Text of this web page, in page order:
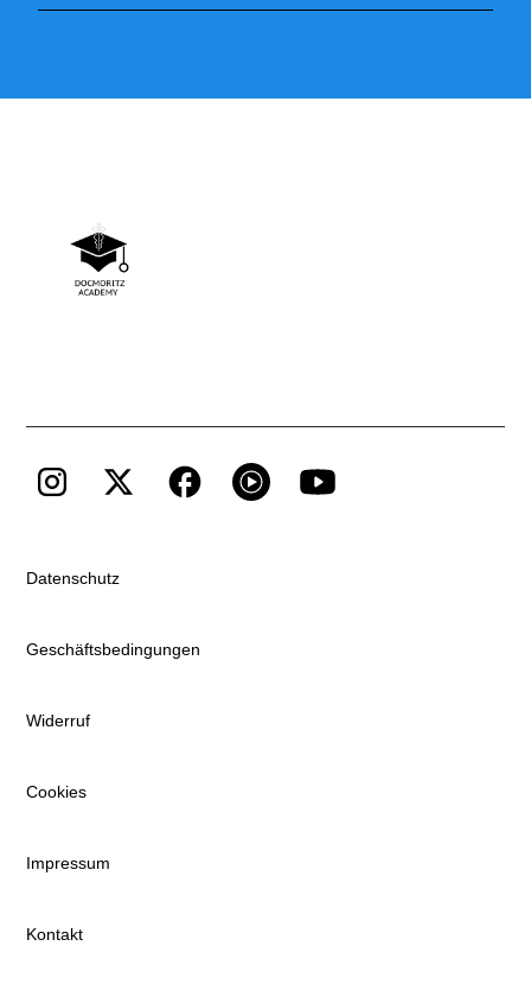
Datenschutz
Geschäftsbedingungen
Widerruf
Cookies
Impressum
Kontakt